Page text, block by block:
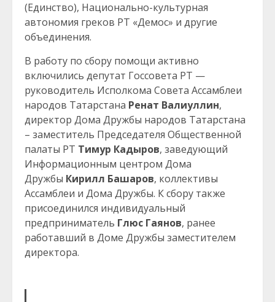
(Единство), Национально-культурная
автономия греков РТ «Демос» и другие
объединения.
В работу по сбору помощи активно
включились депутат Госсовета РТ —
руководитель Исполкома Совета Ассамблеи
народов Татарстана Ренат Валиуллин,
директор Дома Дружбы народов Татарстана
– заместитель Председателя Общественной
палаты РТ Тимур Кадыров, заведующий
Информационным центром Дома
Дружбы Кирилл Башаров, коллективы
Ассамблеи и Дома Дружбы. К сбору также
присоединился индивидуальный
предприниматель Глюс Гаянов, ранее
работавший в Доме Дружбы заместителем
директора.